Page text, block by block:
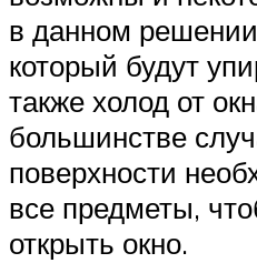
в данном
который будут
также холод от
большинстве
поверхности
все предметы,
открыть окно.